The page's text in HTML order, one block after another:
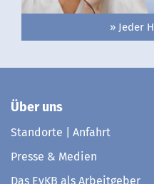
» Jeder
Über uns
Standorte | Anfahrt
Presse & Medien
Das EvKB als Arbeitgeber